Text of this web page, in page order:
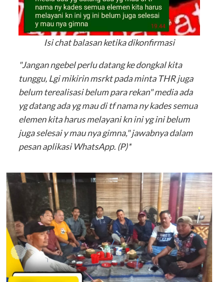
Isi chat balasan ketika dikonfirmasi
"Jangan ngebel perlu datang ke dongkal kita
tunggu, Lgi mikirin msrkt pada minta THR juga
belum terealisasi belum para rekan" media ada
yg datang ada yg mau di tf nama ny kades semua
elemen kita harus melayani kn ini yg ini belum
juga selesai y mau nya gimna," jawabnya dalam
pesan aplikasi WhatsApp. (P)*